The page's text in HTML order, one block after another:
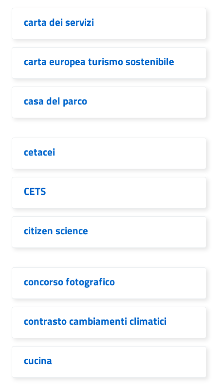
carta dei servizi
carta europea turismo sostenibile
casa del parco
cetacei
CETS
citizen science
concorso fotografico
contrasto cambiamenti climatici
cucina